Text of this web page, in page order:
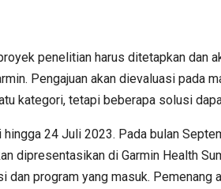
penelitian harus ditetapkan dan
Pengajuan akan dievaluasi pada
kategori, tetapi beberapa solusi
24 Juli 2023. Pada bulan
dipresentasikan di Garmin Health
program yang masuk. Pemenang